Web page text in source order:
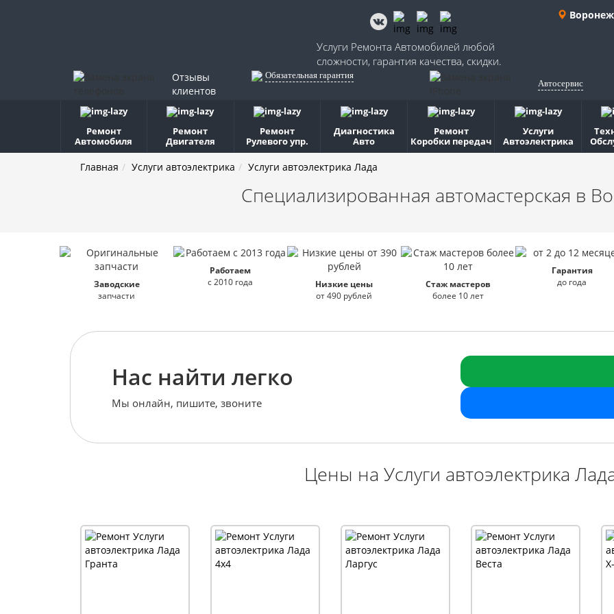
Воронеж
Услуги Ремонта Автомобилей любой
сложности, гарантия качества, скидки.
Отзывы
клиентов
Обязательная гарантия
Автосервис
Ремонт
Автомобиля
Ремонт
Двигателя
Ремонт
Рулевого упр.
Диагностика
Авто
Ремонт
Коробки передач
Услуги
Автоэлектрика
Главная Услуги автоэлектрика Услуги автоэлектрика Лада
Специализированная автомастерская в
Заводские
запчасти
Работаем
с 2010 года
Низкие цены
от 490 рублей
Стаж мастеров
более 10 лет
Гарантия
до года
Нас найти легко
Мы онлайн, пишите, звоните
Цены на Услуги автоэлектрика